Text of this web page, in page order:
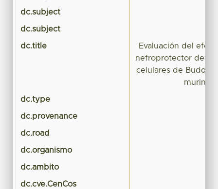
dc.subject
dc.subject
dc.title
Evaluación del
nefroprotector de
celulares de
murino
dc.type
dc.provenance
dc.road
dc.organismo
dc.ambito
dc.cve.CenCos